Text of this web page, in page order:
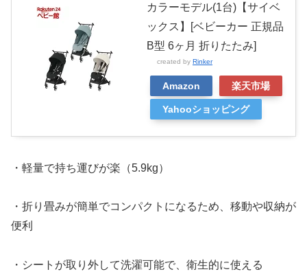
カラーモデル(1台)【サイベ
ックス】[ベビーカー 正規品
B型 6ヶ月 折りたたみ]
created by Rinker
Amazon 楽天市場
Yahooショッピング
・軽量で持ち運びが楽（5.9kg）
・折り畳みが簡単でコンパクトになるため、移動や収納が
便利
・シートが取り外して洗濯可能で、衛生的に使える​